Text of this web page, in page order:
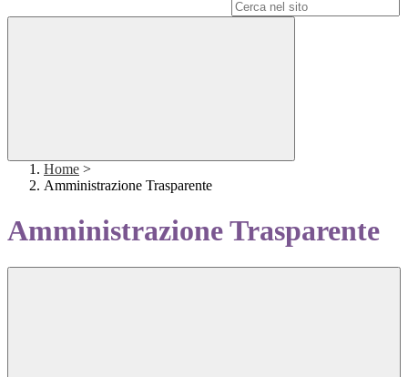
Home >
Amministrazione Trasparente
Amministrazione Trasparente